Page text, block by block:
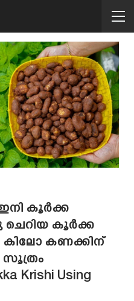
ഇനി കൂർക്ക
ചെറിയ കൂർക്ക
കണക്കിന്
സൂത്രം
Krishi Using